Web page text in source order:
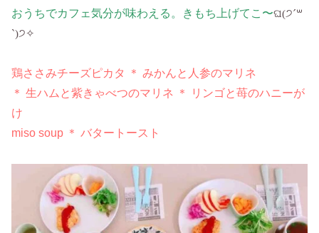
おうちでカフェ気分が味わえる。きもち上げてこ〜ଘ(੭ˊ꒳​
ˋ)੭✧
鶏ささみチーズピカタ ＊ みかんと人参のマリネ
＊ 生ハムと紫きゃべつのマリネ ＊ リンゴと苺のハニーが
け
miso soup ＊ バタートースト